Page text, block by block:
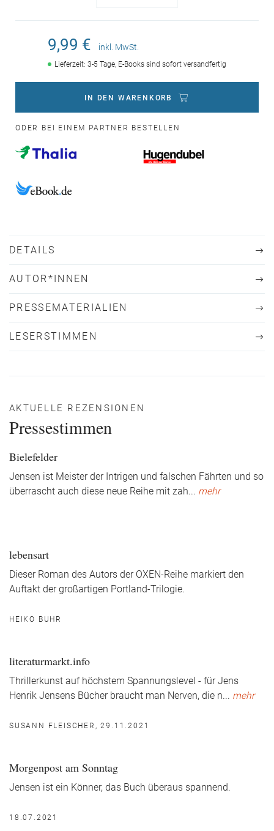
9,99 € inkl. MwSt.
Lieferzeit: 3-5 Tage, E-Books sind sofort versandfertig
IN DEN WARENKORB
ODER BEI EINEM PARTNER BESTELLEN
DETAILS
AUTOR*INNEN
PRESSEMATERIALIEN
LESERSTIMMEN
AKTUELLE REZENSIONEN
Pressestimmen
Bielefelder
Jensen ist Meister der Intrigen und falschen Fährten und so
überrascht auch diese neue Reihe mit zah... mehr
lebensart
Dieser Roman des Autors der OXEN-Reihe markiert den
Auftakt der großartigen Portland-Trilogie.
HEIKO BUHR
literaturmarkt.info
Thrillerkunst auf höchstem Spannungslevel - für Jens
Henrik Jensens Bücher braucht man Nerven, die n... mehr
SUSANN FLEISCHER, 29.11.2021
Morgenpost am Sonntag
Jensen ist ein Könner, das Buch überaus spannend.
18.07.2021